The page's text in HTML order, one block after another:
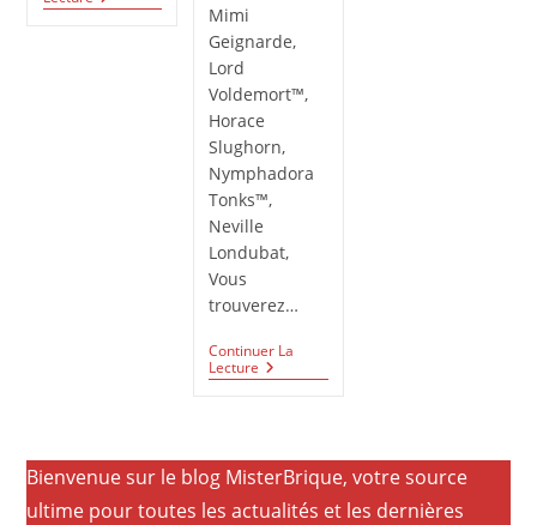
Avant-
Mimi
Geignarde,
Lord
Voldemort™,
Horace
Slughorn,
Nymphadora
Tonks™,
Neville
Londubat,
Vous
trouverez…
Continuer La
Lecture Le
Calendrier
Harry
Potter™
7640
Bienvenue sur le blog MisterBrique, votre source
ultime pour toutes les actualités et les dernières